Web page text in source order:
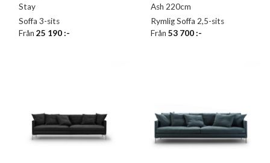
Stay
Soffa 3-sits
Från25 190:-
Ash 220cm
Rymlig Soffa 2,5-sits
Från53 700:-